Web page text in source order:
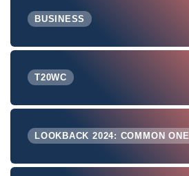
BUSINESS
T20WC
LOOKBACK 2024: COMMON ONE